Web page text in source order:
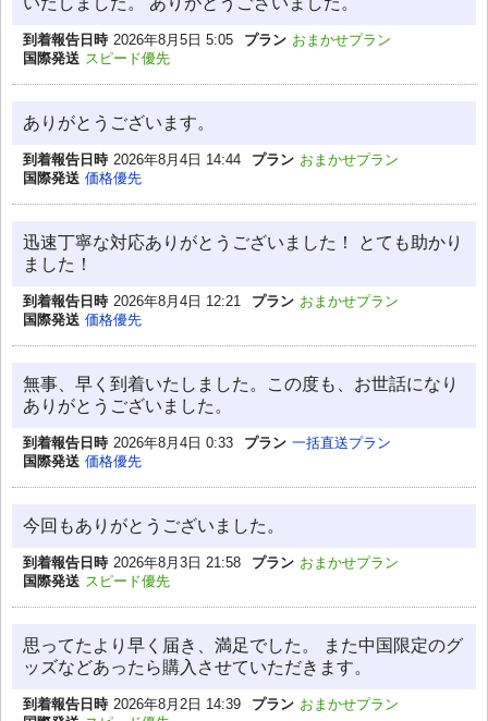
到着報告日時 2026年8月5日 5:05 プラン おまかせプラン
国際発送 スピード優先
ありがとうございます。
到着報告日時 2026年8月4日 14:44 プラン おまかせプラン
国際発送 価格優先
迅速丁寧な対応ありがとうございました！ とても助かり
ました！
到着報告日時 2026年8月4日 12:21 プラン おまかせプラン
国際発送 価格優先
無事、早く到着いたしました。この度も、お世話になり
ありがとうございました。
到着報告日時 2026年8月4日 0:33 プラン 一括直送プラン
国際発送 価格優先
今回もありがとうございました。
到着報告日時 2026年8月3日 21:58 プラン おまかせプラン
国際発送 スピード優先
思ってたより早く届き、満足でした。 また中国限定のグ
ッズなどあったら購入させていただきます。
到着報告日時 2026年8月2日 14:39 プラン おまかせプラン